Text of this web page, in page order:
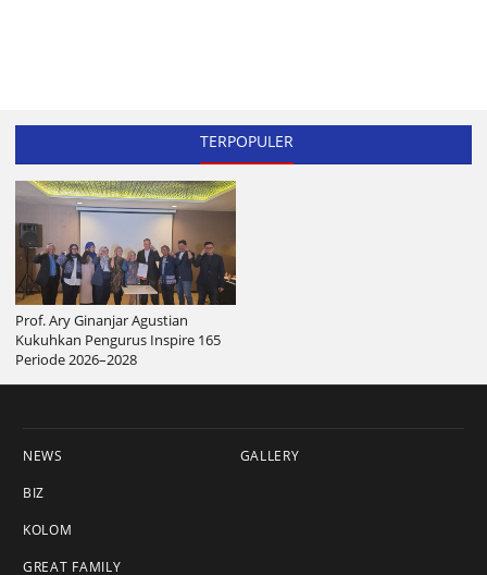
TERPOPULER
Prof. Ary Ginanjar Agustian
Kukuhkan Pengurus Inspire 165
Periode 2026–2028
NEWS
BIZ
KOLOM
GREAT FAMILY
GALLERY